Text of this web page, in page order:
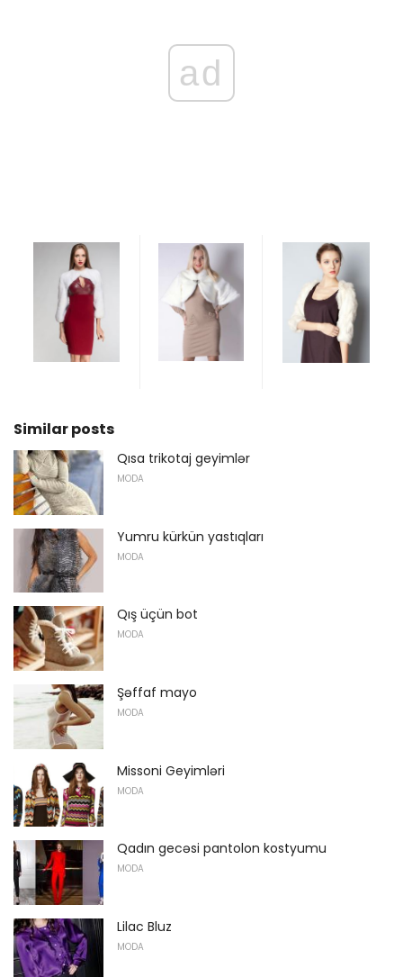
ad
Similar posts
Qısa trikotaj geyimlər
MODA
Yumru kürkün yastıqları
MODA
Qış üçün bot
MODA
Şəffaf mayo
MODA
Missoni Geyimləri
MODA
Qadın gecəsi pantolon kostyumu
MODA
Lilac Bluz
MODA